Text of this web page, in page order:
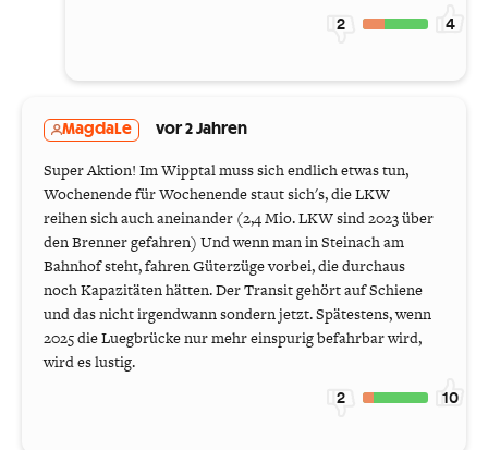
2 4
MagdaLe vor 2 Jahren
Super Aktion! Im Wipptal muss sich endlich etwas tun,
Wochenende für Wochenende staut sich's, die LKW
reihen sich auch aneinander (2,4 Mio. LKW sind 2023 über
den Brenner gefahren) Und wenn man in Steinach am
Bahnhof steht, fahren Güterzüge vorbei, die durchaus
noch Kapazitäten hätten. Der Transit gehört auf Schiene
und das nicht irgendwann sondern jetzt. Spätestens, wenn
2025 die Luegbrücke nur mehr einspurig befahrbar wird,
wird es lustig.
2 10